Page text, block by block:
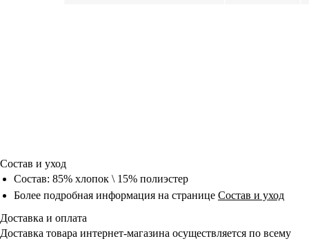
Состав и уход
Состав: 85% хлопок \ 15% полиэстер
Более подробная информация на странице Состав и уход
Доставка и оплата
Доставка товара интернет-магазина осуществляется по всему